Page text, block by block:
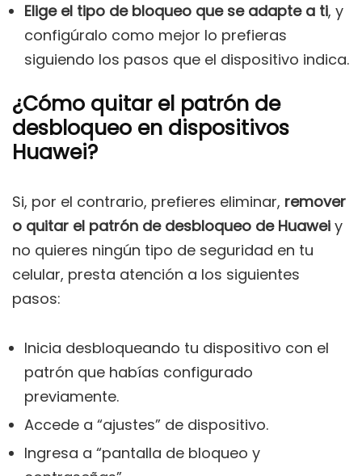
Elige el tipo de bloqueo que se adapte a ti, y
configúralo como mejor lo prefieras
siguiendo los pasos que el dispositivo indica.
¿Cómo quitar el patrón de
desbloqueo en dispositivos
Huawei?
Si, por el contrario, prefieres eliminar, remover
o quitar el patrón de desbloqueo de Huawei y
no quieres ningún tipo de seguridad en tu
celular, presta atención a los siguientes
pasos:
Inicia desbloqueando tu dispositivo con el
patrón que habías configurado
previamente.
Accede a “ajustes” de dispositivo.
Ingresa a “pantalla de bloqueo y